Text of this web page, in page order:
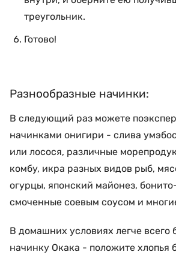
треугольник.
Готово!
Разнообразные начинки:
В следующий раз можете
начинками онигири - слива
или лосося, различные
комбу, икра разных видов рыб,
огурцы, японский майонез,
смоченные соевым соусом и
В домашних условиях легче всего
начинку Окака - положите хлопья